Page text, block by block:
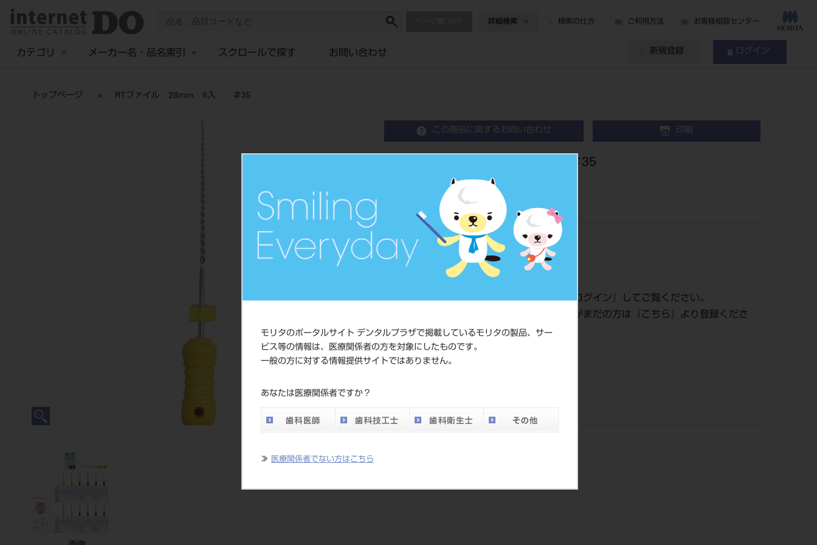
モリタのポータルサイト デンタルプラザで掲載しているモリタの製品、サー
ビス等の情報は、医療関係者の方を対象にしたものです。
一般の方に対する情報提供サイトではありません。
あなたは医療関係者ですか？
≫ 医療関係者でない方はこちら
詳細検索 検索の仕方 ご利用方法 お客様相談センター
カテゴリ メーカー名・品名索引 スクロールで探す お問い合わせ 新規登録 ログイン
トップページ RTファイル 28mm 6入 ＃35
この商品に関するお問い合わせ 印刷
RTファイル 28mm 6入 ＃35
Rectanqular File
歯科用ファイル
品目コード 20239040435
JAN/EANコード 4546951504809
価格の確認は『ログイン 』してご覧ください。
ネット会員登録がまだの方は『
こちら
』より登録くださ
い。
メーカー
ジ